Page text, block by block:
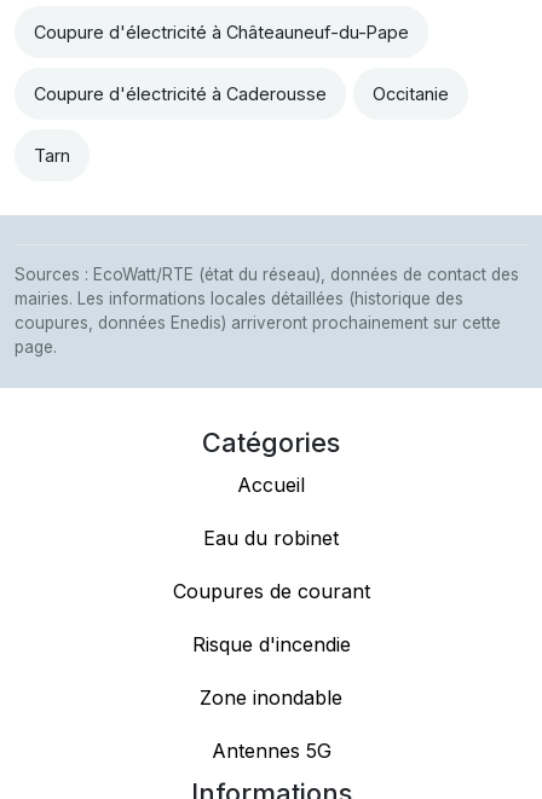
Coupure d'électricité à Châteauneuf-du-Pape
Coupure d'électricité à Caderousse Occitanie
Tarn
Sources : EcoWatt/RTE (état du réseau), données de contact des
mairies. Les informations locales détaillées (historique des
coupures, données Enedis) arriveront prochainement sur cette
page.
Catégories
Accueil
Eau du robinet
Coupures de courant
Risque d'incendie
Zone inondable
Antennes 5G